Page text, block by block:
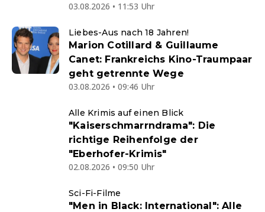
03.08.2026 • 11:53 Uhr
Liebes-Aus nach 18 Jahren!
Marion Cotillard & Guillaume
Canet: Frankreichs Kino-Traumpaar
geht getrennte Wege
03.08.2026 • 09:46 Uhr
Alle Krimis auf einen Blick
"Kaiserschmarrndrama": Die
richtige Reihenfolge der
"Eberhofer-Krimis"
02.08.2026 • 09:50 Uhr
Sci-Fi-Filme
"Men in Black: International": Alle